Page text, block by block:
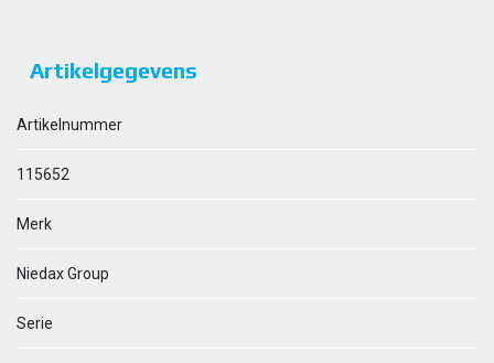
Artikelgegevens
Artikelnummer
115652
Merk
Niedax Group
Serie